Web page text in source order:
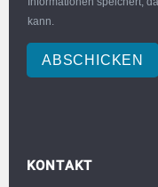
kann.
ABSCHICKEN
KONTAKT